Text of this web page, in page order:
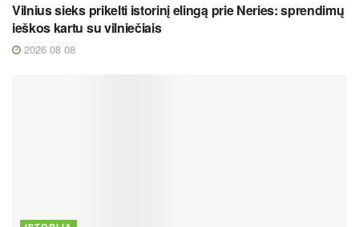
Vilnius sieks prikelti istorinį elingą prie Neries: sprendimų
ieškos kartu su vilniečiais
2026 08 08